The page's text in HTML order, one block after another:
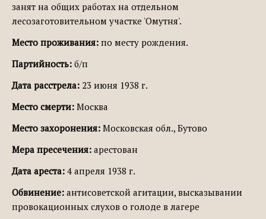
занят на общих работах на отдельном
лесозаготовительном участке 'Омутня'.
Место проживания: по месту рождения.
Партийность: б/п
Дата расстрела: 23 июня 1938 г.
Место смерти: Москва
Место захоронения: Московская обл., Бутово
Мера пресечения: арестован
Дата ареста: 4 апреля 1938 г.
Обвинение: антисоветской агитации, высказывании
провокационных слухов о голоде в лагере